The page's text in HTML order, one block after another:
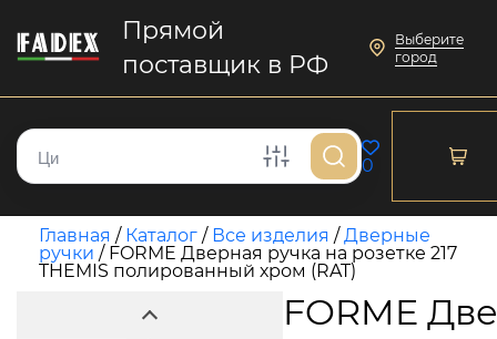
Прямой
поставщик в РФ
Выберите
город
0
Главная / Каталог / Все изделия /Дверные
ручки / FORME Дверная ручка на розетке 217
THEMIS полированный хром (RAT)
FORME